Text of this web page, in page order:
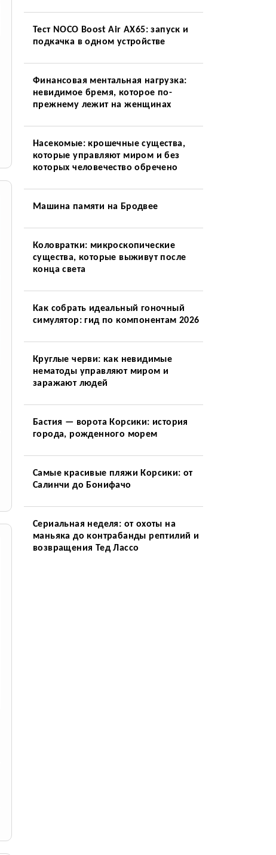
Тест NOCO Boost Air AX65: запуск и
подкачка в одном устройстве
Финансовая ментальная нагрузка:
невидимое бремя, которое по-
прежнему лежит на женщинах
Насекомые: крошечные существа,
которые управляют миром и без
которых человечество обречено
Машина памяти на Бродвее
Коловратки: микроскопические
существа, которые выживут после
конца света
Как собрать идеальный гоночный
симулятор: гид по компонентам 2026
Круглые черви: как невидимые
нематоды управляют миром и
заражают людей
Бастия — ворота Корсики: история
города, рожденного морем
Самые красивые пляжи Корсики: от
Салинчи до Бонифачо
Сериальная неделя: от охоты на
маньяка до контрабанды рептилий и
возвращения Тед Лассо